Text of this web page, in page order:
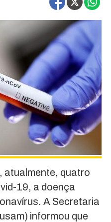
atualmente, quatro
19, a doença
A Secretaria
informou que